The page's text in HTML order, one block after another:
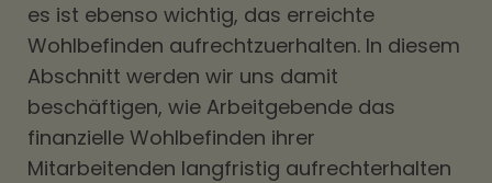
es ist ebenso wichtig, das erreichte
Wohlbefinden aufrechtzuerhalten. In diesem
Abschnitt werden wir uns damit
beschäftigen, wie Arbeitgebende das
finanzielle Wohlbefinden ihrer
Mitarbeitenden langfristig aufrechterhalten